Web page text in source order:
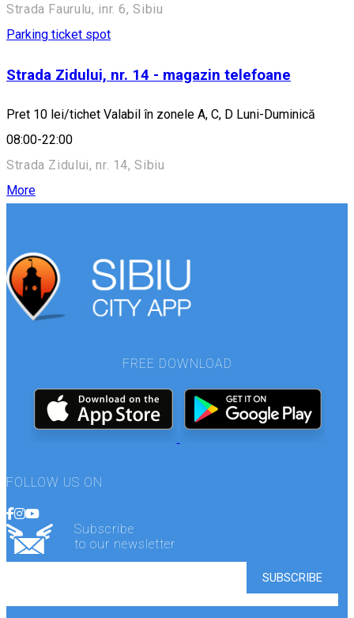
Strada Faurulu, inr. 6, Sibiu
Parking ticket spot
Strada Zidului, nr. 14 - magazin telefoane
Pret 10 lei/tichet Valabil în zonele A, C, D Luni-Duminică
08:00-22:00
Strada Zidului, nr. 14, Sibiu
More
FREE DOWNLOAD
FOLLOW US ON
Subscribe
to our newsletter